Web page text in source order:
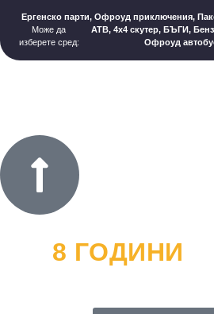
Ергенско парти, Офроуд приключения,
Може да
изберете сред:
АТВ, 4х4 скутер, БЪГИ,
Офроуд
8 ГОДИНИ